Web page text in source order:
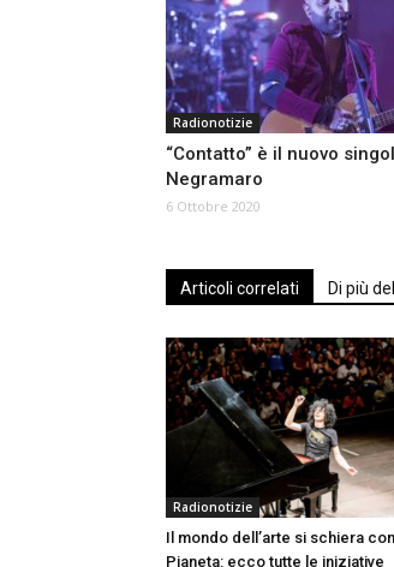
Radionotizie
“Contatto” è il nuovo
Negramaro
6 Ottobre 2020
Articoli correlati Di più
Radionotizie
Il mondo dell’arte si schiera con
Pianeta: ecco tutte le iniziative